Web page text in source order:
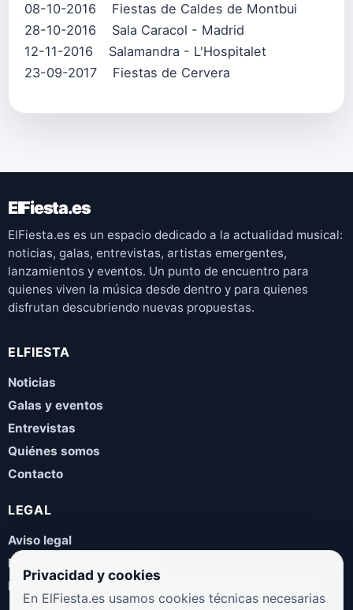
08-10-2016 Fiestas de Caldes de Montbui
28-10-2016 Sala Caracol - Madrid
12-11-2016 Salamandra - L'Hospitalet
23-09-2017 Fiestas de Cervera
ElFiesta.es
ElFiesta.es es un espacio dedicado a la actualidad musical:
noticias, galas, entrevistas, artistas emergentes,
lanzamientos y eventos. Un punto de encuentro para
quienes viven la música desde dentro y para quienes
disfrutan descubriendo nuevas propuestas.
ELFIESTA
Noticias
Galas y eventos
Entrevistas
Quiénes somos
Contacto
LEGAL
Aviso legal
Política de privacidad
Política de cookies
Privacidad y cookies
En ElFiesta.es usamos cookies técnicas necesarias